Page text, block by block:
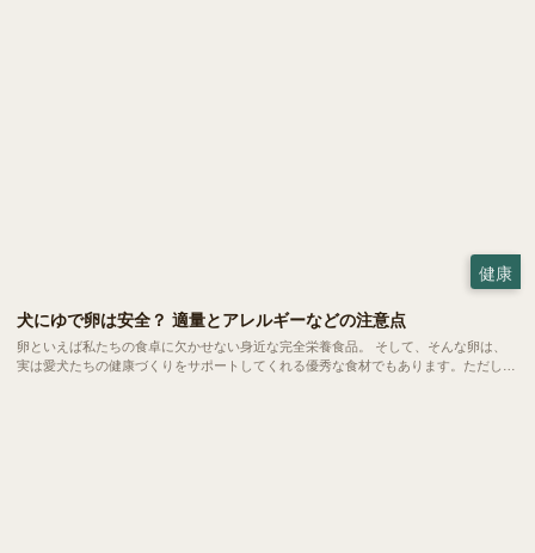
健康
犬にゆで卵は安全？ 適量とアレルギーなどの注意点
卵といえば私たちの食卓に欠かせない身近な完全栄養食品。 そして、そんな卵は、
実は愛犬たちの健康づくりをサポートしてくれる優秀な食材でもあります。ただし、